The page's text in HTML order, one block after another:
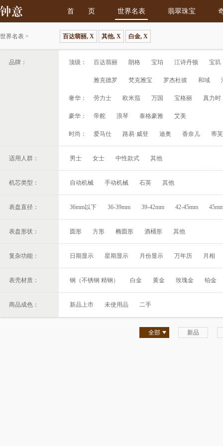
首 页 世界名表 翡翠珠宝
世界名表 > 百达翡丽, X 其他, X 白金, X
品牌： 顶级： 百达翡丽 朗格 宝珀 江诗丹顿 宝玑
雅克德罗 梵克雅宝 罗杰杜彼 和域
奢华： 劳力士 欧米茄 万国 宝格丽 真力时
豪华： 帝舵 浪琴 泰格豪雅 艾美
时尚： 爱马仕 路易·威登 迪奥 香奈儿 蒂
适用人群： 男士 女士 中性款式 其他
机芯类型： 自动机械 手动机械 石英 其他
表盘直径： 36mm以下 36-39mm 39-42mm 42-45mm
表盘形状： 圆形 方形 椭圆形 酒桶形 其他
复杂功能： 日期显示 星期显示 月份显示 万年历 月相
表壳材质： 钢（不锈钢 精钢） 白金 黄金 玫瑰金 铂金
商品成色： 新品上市 未使用品 二手
全部 新品